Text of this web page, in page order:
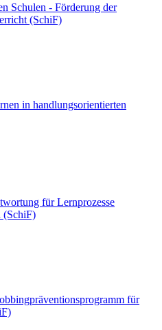
Schulen - Förderung der
(SchiF)
in handlungsorientierten
für Lernprozesse
(SchiF)
für